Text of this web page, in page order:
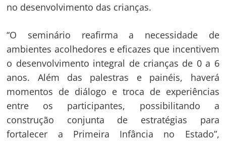
no desenvolvimento das crianças.
“O seminário reafirma a necessidade de
ambientes acolhedores e eficazes que incentivem
o desenvolvimento integral de crianças de 0 a 6
anos. Além das palestras e painéis, haverá
momentos de diálogo e troca de experiências
entre os participantes, possibilitando a
construção conjunta de estratégias para
fortalecer a Primeira Infância no Estado”,